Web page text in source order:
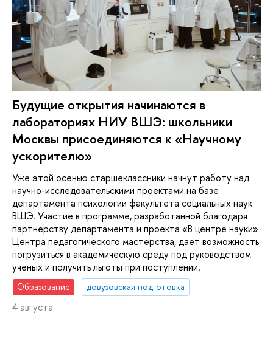
Будущие открытия начинаются в
лабораториях НИУ ВШЭ: школьники
Москвы присоединяются к «Научному
ускорителю»
Уже этой осенью старшеклассники начнут работу над
научно-исследовательскими проектами на базе
департамента психологии факультета социальных наук
ВШЭ. Участие в программе, разработанной благодаря
партнерству департамента и проекта «В центре науки»
Центра педагогического мастерства, дает возможность
погрузиться в академическую среду под руководством
ученых и получить льготы при поступлении.
Образование довузовская подготовка
4 августа